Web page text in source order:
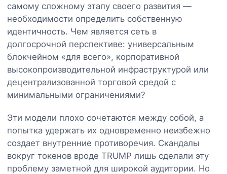
самому сложному этапу своего развития —
необходимости определить собственную
идентичность. Чем является сеть в
долгосрочной перспективе: универсальным
блокчейном «для всего», корпоративной
высокопроизводительной инфраструктурой или
децентрализованной торговой средой с
минимальными ограничениями?
Эти модели плохо сочетаются между собой, а
попытка удержать их одновременно неизбежно
создает внутренние противоречия. Скандалы
вокруг токенов вроде TRUMP лишь сделали эту
проблему заметной для широкой аудитории. Но